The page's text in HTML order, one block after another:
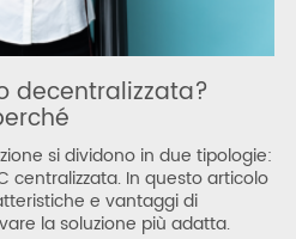
decentralizzata?
si dividono in due tipologie:
centralizzata. In questo articolo
e vantaggi di
la soluzione più adatta.